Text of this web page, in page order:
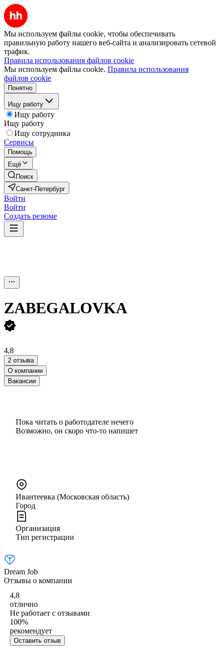
Мы используем файлы cookie, чтобы обеспечивать
правильную работу нашего веб-сайта и анализировать сетевой
трафик.
Правила использования файлов cookie
Мы используем файлы cookie. Правила использования
файлов cookie
Понятно
Ищу работу
Ищу работу
Ищу работу
Ищу сотрудника
Сервисы
Помощь
Ещё
Поиск
Санкт-Петербург
Войти
Войти
Создать резюме
ZABEGALOVKA
4,8
2 отзыва
О компании
Вакансии
Пока читать о работодателе нечего
Возможно, он скоро что‑то напишет
Ивантеевка (Московская область)
Город
Организация
Тип регистрации
Dream Job
Отзывы о компании
4,8
отлично
Не работает с отзывами
100%
рекомендует
Оставить отзыв